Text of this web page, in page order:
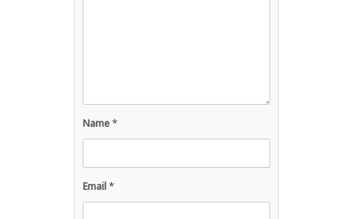
Name *
Email *